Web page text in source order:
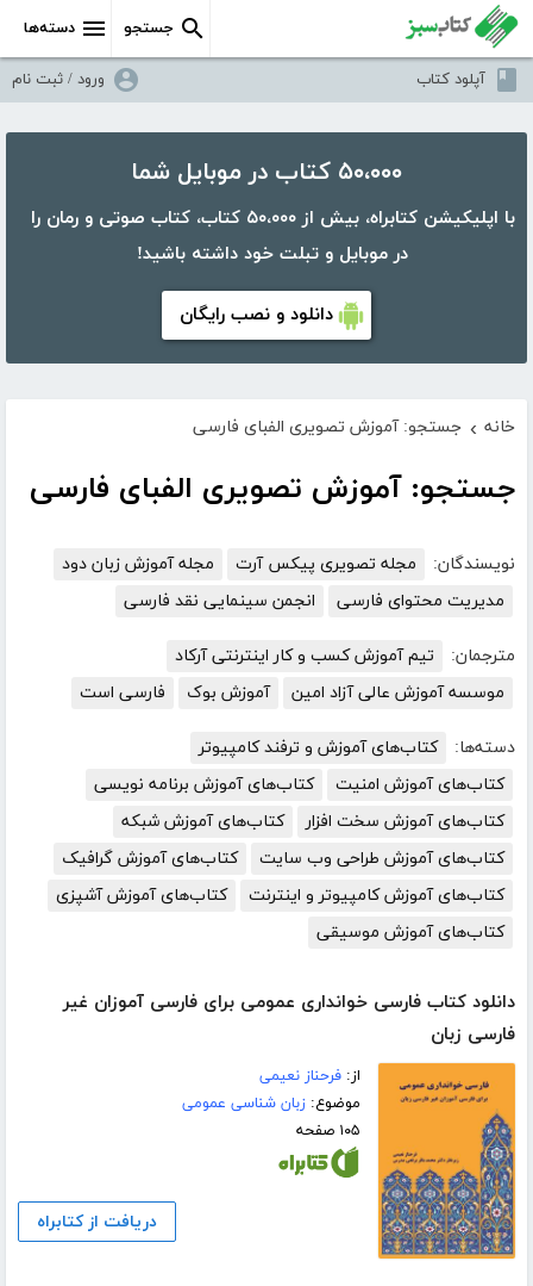
دسته‌ها جستجو
آپلود کتاب ورود / ثبت نام
۵۰،۰۰۰ کتاب در موبایل شما
با اپلیکیشن کتابراه، بیش از ۵۰،۰۰۰ کتاب، کتاب صوتی و رمان را
در موبایل و تبلت خود داشته باشید!
دانلود و نصب رایگان
خانه › جستجو: آموزش تصویری الفبای فارسی
جستجو: آموزش تصویری الفبای فارسی
نویسندگان: مجله تصویری پیکس آرت
مجله آموزش زبان دود
مدیریت محتوای فارسی
انجمن سینمایی نقد فارسی
مترجمان:
تیم آموزش کسب و کار اینترنتی آرکاد
موسسه آموزش عالی آزاد امین
آموزش بوک فارسی است
دسته‌ها:
کتاب‌های آموزش و ترفند کامپیوتر
کتاب‌های آموزش امنیت
کتاب‌های آموزش برنامه نویسی
کتاب‌های آموزش سخت افزار
کتاب‌های آموزش شبکه
کتاب‌های آموزش طراحی وب سایت
کتاب‌های آموزش گرافیک
کتاب‌های آموزش کامپیوتر و اینترنت
کتاب‌های آموزش آشپزی
کتاب‌های آموزش موسیقی
دانلود کتاب فارسی خوانداری عمومی برای فارسی آموزان غیر
فارسی زبان
از:فرحناز نعیمی
موضوع:زبان شناسی عمومی
۱۰۵ صفحه
دریافت از کتابراه